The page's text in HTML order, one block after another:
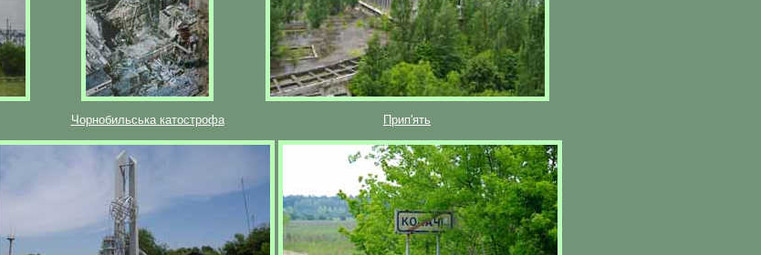
Чорнобильська катострофа Прип'ять